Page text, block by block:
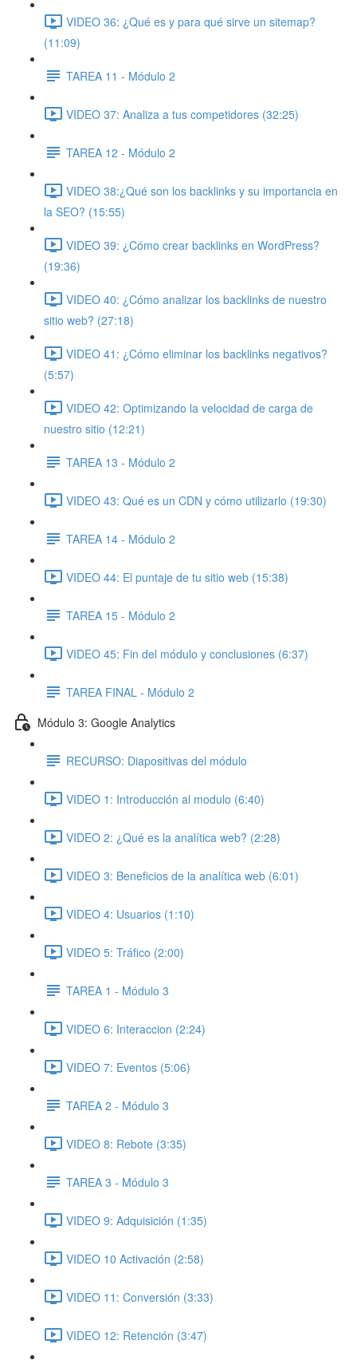
VIDEO 36: ¿Qué es y para qué sirve un sitemap?
(11:09)
TAREA 11 - Módulo 2
VIDEO 37: Analiza a tus competidores (32:25)
TAREA 12 - Módulo 2
VIDEO 38:¿Qué son los backlinks y su importancia en
la SEO? (15:55)
VIDEO 39: ¿Cómo crear backlinks en WordPress?
(19:36)
VIDEO 40: ¿Cómo analizar los backlinks de nuestro
sitio web? (27:18)
VIDEO 41: ¿Cómo eliminar los backlinks negativos?
(5:57)
VIDEO 42: Optimizando la velocidad de carga de
nuestro sitio (12:21)
TAREA 13 - Módulo 2
VIDEO 43: Qué es un CDN y cómo utilizarlo (19:30)
TAREA 14 - Módulo 2
VIDEO 44: El puntaje de tu sitio web (15:38)
TAREA 15 - Módulo 2
VIDEO 45: Fin del módulo y conclusiones (6:37)
TAREA FINAL - Módulo 2
Módulo 3: Google Analytics
RECURSO: Diapositivas del módulo
VIDEO 1: Introducción al modulo (6:40)
VIDEO 2: ¿Qué es la analítica web? (2:28)
VIDEO 3: Beneficios de la analítica web (6:01)
VIDEO 4: Usuarios (1:10)
VIDEO 5: Tráfico (2:00)
TAREA 1 - Módulo 3
VIDEO 6: Interaccion (2:24)
VIDEO 7: Eventos (5:06)
TAREA 2 - Módulo 3
VIDEO 8: Rebote (3:35)
TAREA 3 - Módulo 3
VIDEO 9: Adquisición (1:35)
VIDEO 10 Activación (2:58)
VIDEO 11: Conversión (3:33)
VIDEO 12: Retención (3:47)